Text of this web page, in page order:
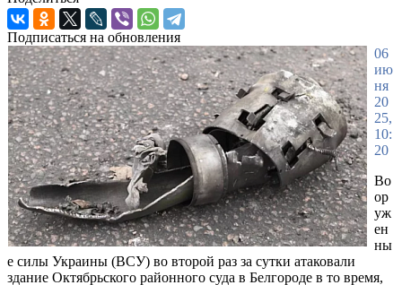
Подписаться на обновления
06
ию
ня
20
25,
10:
20
Во
ор
уж
ен
ны
е силы Украины (ВСУ) во второй раз за сутки атаковали
здание Октябрьского районного суда в Белгороде в то время,